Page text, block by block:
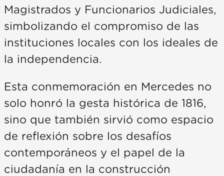
Magistrados y Funcionarios Judiciales,
simbolizando el compromiso de las
instituciones locales con los ideales de
la independencia.
Esta conmemoración en Mercedes no
solo honró la gesta histórica de 1816,
sino que también sirvió como espacio
de reflexión sobre los desafíos
contemporáneos y el papel de la
ciudadanía en la construcción